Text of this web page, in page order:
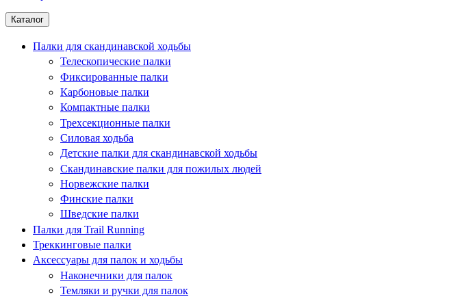
Каталог
Палки для скандинавской ходьбы
Телескопические палки
Фиксированные палки
Карбоновые палки
Компактные палки
Трехсекционные палки
Силовая ходьба
Детские палки для скандинавской ходьбы
Скандинавские палки для пожилых людей
Норвежские палки
Финские палки
Шведские палки
Палки для Trail Running
Треккинговые палки
Аксессуары для палок и ходьбы
Наконечники для палок
Темляки и ручки для палок